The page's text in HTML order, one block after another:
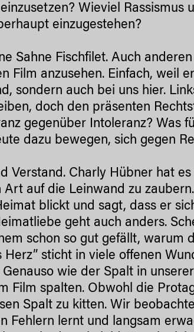
Wieviel Rassismus
einzugestehen?
Sahne Fischfilet. Auch
Film anzusehen. Einfach, weil
sondern auch bei uns hier.
doch den präsenten
gegenüber Intoleranz? Was
dazu bewegen, sich gegen
Verstand. Charly Hübner hat
auf die Leinwand zu
blickt und sagt, dass er
geht auch anders.
schon so gut gefällt, warum
sticht in viele offenen
wie der Spalt in
Film spalten. Obwohl die
Spalt zu kitten. Wir
Fehlern lernt und langsam